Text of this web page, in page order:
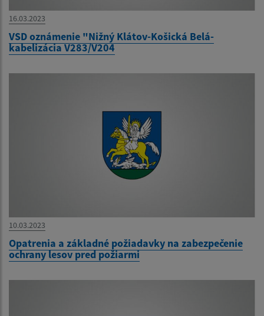
16.03.2023
VSD oznámenie "Nižný Klátov-Košická Belá-
kabelizácia V283/V204
10.03.2023
Opatrenia a základné požiadavky na zabezpečenie
ochrany lesov pred požiarmi